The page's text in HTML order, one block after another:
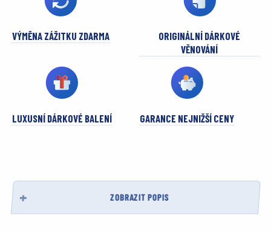
VÝMĚNA ZÁŽITKU ZDARMA
ORIGINÁLNÍ DÁRKOVÉ
VĚNOVÁNÍ
LUXUSNÍ DÁRKOVÉ BALENÍ GARANCE NEJNIŽŠÍ CENY
ZOBRAZIT POPIS